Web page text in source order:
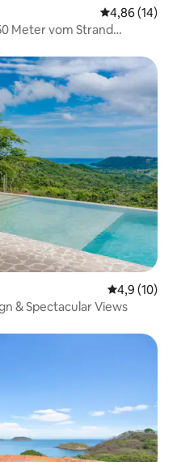
4,86 (14)
Meter vom Strand
4,9 (10)
& Spectacular Views